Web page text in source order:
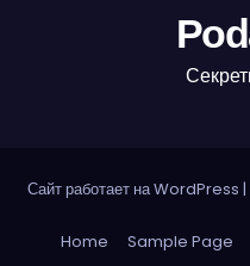
Сайт работает на WordPress |
Home Sample Page